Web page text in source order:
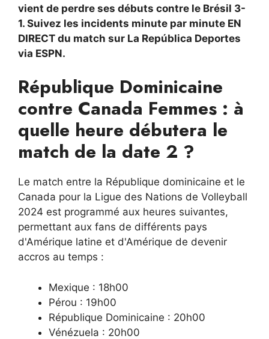
vient de perdre ses débuts contre le Brésil 3-
1. Suivez les incidents minute par minute EN
DIRECT du match sur La República Deportes
via ESPN.
République Dominicaine
contre Canada Femmes : à
quelle heure débutera le
match de la date 2 ?
Le match entre la République dominicaine et le
Canada pour la Ligue des Nations de Volleyball
2024 est programmé aux heures suivantes,
permettant aux fans de différents pays
d'Amérique latine et d'Amérique de devenir
accros au temps :
Mexique : 18h00
Pérou : 19h00
République Dominicaine : 20h00
Vénézuela : 20h00